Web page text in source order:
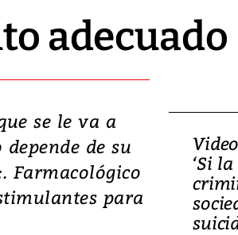
adecuado
se le va a
de su
Farmacológico
para
Terremoto
y graves
Kumamoto
‘Si